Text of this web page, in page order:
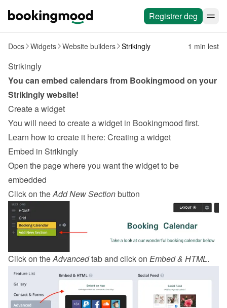
Registrer deg
Docs Widgets Website builders Strikingly 1 min lest
Strikingly
Strikingly website!
Create a widget
You will need to create a widget in Bookingmood first.
Learn how to create it here: Creating a widget
Embed in Strikingly
Open the page where you want the widget to be
embedded
Click on the Add New Section button
Click on the Advanced tab and click on Embed & HTML.